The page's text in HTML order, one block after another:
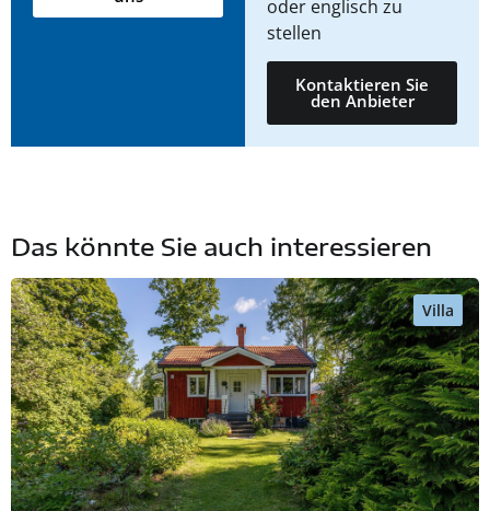
oder englisch zu
stellen
Kontaktieren Sie
den Anbieter
Das könnte Sie auch interessieren
Villa